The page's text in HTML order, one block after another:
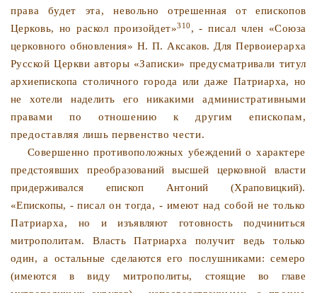
права будет эта, не­вольно отрешенная от епископов
Церковь, но раскол про­изойдет»310 , - писал член «Союза
церковного обновления» Н. П. Аксаков. Для Первоиерарха
Русской Церкви авторы «Записки» предусматривали титул
архиепископа столичного города или даже Патриарха, но
не хотели наделить его ни­какими административными
правами по отношению к дру­гим епископам,
предоставляя лишь первенство чести.
Совершенно противоположных убеждений о характере
предстоявших преобразований высшей церковной власти
при­держивался епископ Антоний (Храповицкий).
«Епископы, -писал он тогда, - имеют над собой не только
Патриарха, нои изъявляют готовность подчиниться
митрополитам. ВластьПатриарха получит ведь только
один, а остальные сделаются его послушниками: семеро
(имеются в виду митрополиты, стоящие во главе